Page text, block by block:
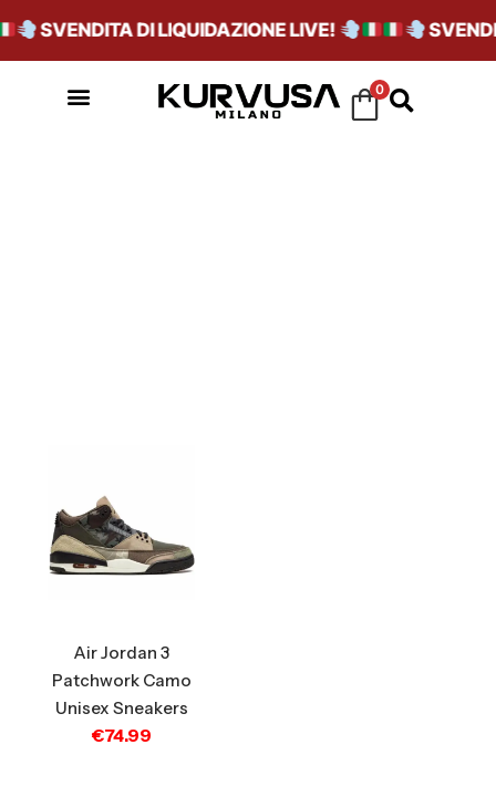
SVENDITA DI LIQUIDAZIONE LIVE!
0
Air Jordan 3
Patchwork Camo
Unisex Sneakers
€74.99